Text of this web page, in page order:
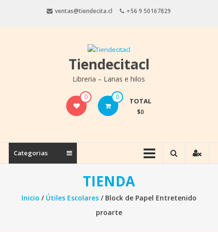
ventas@tiendecita.cl +56 9 50167829
Tiendecitacl
Libreria – Lanas e hilos
0 0 TOTAL
$0
Categorias
TIENDA
Inicio / Útiles Escolares/ Block de Papel Entretenido
proarte